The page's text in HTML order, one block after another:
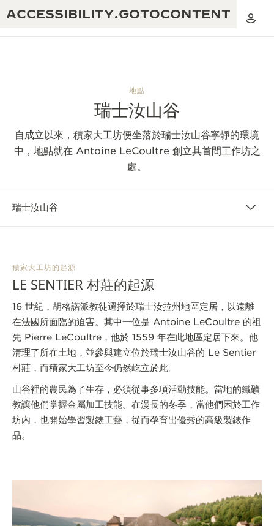
ACCESSIBILITY.GOTOCONTENT
黃金比例音樂表演
展覽
REVERSO 翻轉系列腕錶主題展覽
THE SOUND MAKER
STELLAR ODYSSEY
THE PRECISION PIONEER
瀏覽所有精彩活動
無限創意：逾 430 項專利
精湛工藝：108 種工藝
地點
瑞士汝山谷
自成立以來，積家大工坊便坐落於瑞士汝山谷寧靜的環境
中，地點就在 Antoine LeCoultre 創立其首間工作坊之
處。
瑞士汝山谷
積家大工坊的起源
LE SENTIER 村莊的起源
16 世紀，胡格諾派教徒選擇於瑞士汝拉州地區定居，以遠離
在法國所面臨的迫害。其中一位是 Antoine LeCoultre 的祖
先 Pierre LeCoultre，他於 1559 年在此地區定居下來。他
清理了所在土地，並參與建立位於瑞士汝山谷的 Le Sentier
村莊，而積家大工坊至今仍然屹立於此。
山谷裡的農民為了生存，必須從事多項活動技能。當地的鐵礦
教讓他們掌握金屬加工技能。在漫長的冬季，當他們困於工作
坊內，也開始學習製錶工藝，從而孕育出優秀的高級製錶作
品。